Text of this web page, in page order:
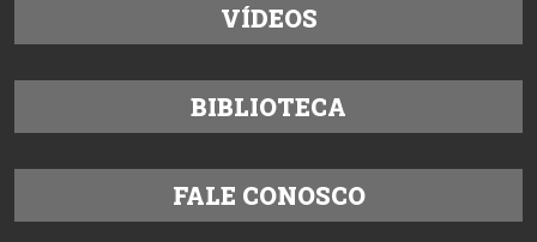
VÍDEOS
BIBLIOTECA
FALE CONOSCO